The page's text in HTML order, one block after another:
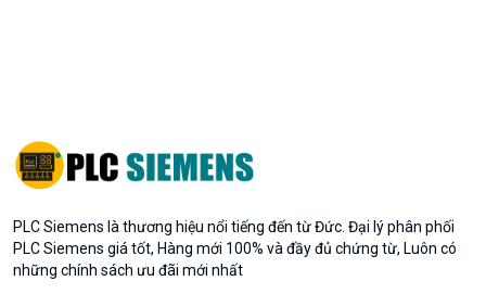
PLC Siemens là thương hiệu nổi tiếng đến từ Đức. Đại lý phân phối
PLC Siemens giá tốt, Hàng mới 100% và đầy đủ chứng từ, Luôn có
những chính sách ưu đãi mới nhất